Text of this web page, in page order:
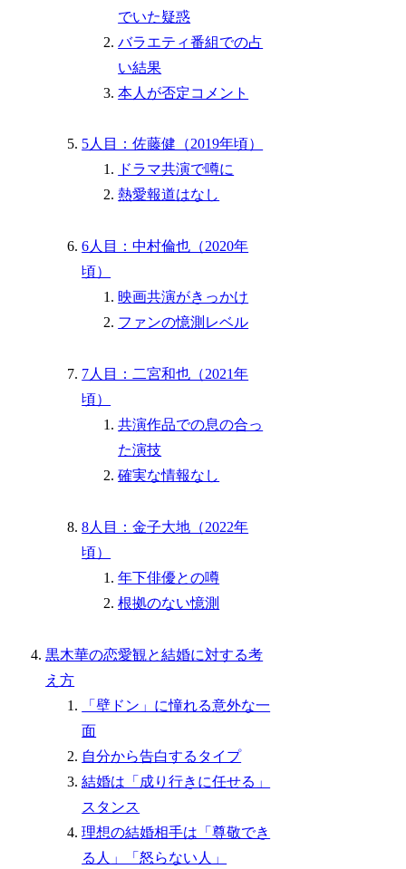
でいた疑惑
バラエティ番組での占
い結果
本人が否定コメント
5人目：佐藤健（2019年頃）
ドラマ共演で噂に
熱愛報道はなし
6人目：中村倫也（2020年
頃）
映画共演がきっかけ
ファンの憶測レベル
7人目：二宮和也（2021年
頃）
共演作品での息の合っ
た演技
確実な情報なし
8人目：金子大地（2022年
頃）
年下俳優との噂
根拠のない憶測
黒木華の恋愛観と結婚に対する考
え方
「壁ドン」に憧れる意外な一
面
自分から告白するタイプ
結婚は「成り行きに任せる」
スタンス
理想の結婚相手は「尊敬でき
る人」「怒らない人」